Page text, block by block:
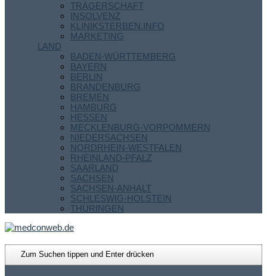
TRÄGERSCHAFT
INSOLVENZ
KLINIKSTERBEN.INFO
MARKETING
LAND
BADEN-WÜRTTEMBERG
BAYERN
BERLIN
BRANDENBURG
BREMEN
HAMBURG
HESSEN
MECKLENBURG-VORPOMMERN
NIEDERSACHSEN
NORDRHEIN-WESTFALEN
RHEINLAND-PFALZ
SAARLAND
SACHSEN
SACHSEN-ANHALT
SCHLESWIG-HOLSTEIN
THÜRINGEN